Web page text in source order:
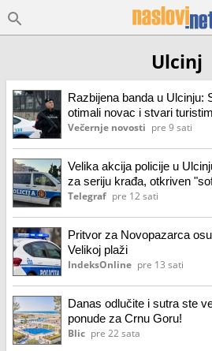
Ulcinj
Razbijena banda u Ulcinju:
otimali novac i stvari
Večernje novosti pre 9 sati
Velika akcija policije u
za seriju krađa, otkriven
Telegraf pre 12 sati
Pritvor za Novopazarca
Velikoj plaži
IndeksOnline pre 13 sati
Danas odlučite i sutra ste
ponude za Crnu Goru!
Blic pre 22 sata